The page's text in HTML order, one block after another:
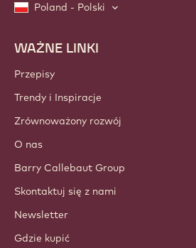
Poland - Polski
Footer
Callebaut
WAŻNE LINKI
Przepisy
Trendy i Inspiracje
Zrównoważony rozwój
O nas
Barry Callebaut Group
Skontaktuj się z nami
Newsletter
Gdzie kupić